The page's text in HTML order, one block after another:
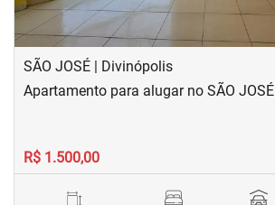
SÃO JOSÉ | Divinópolis
Apartamento para alugar no SÃO JOSÉ
R$ 1.500,00